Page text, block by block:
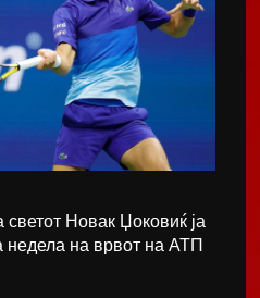
светот Новак Џоковиќ ја
недела на врвот на АТП